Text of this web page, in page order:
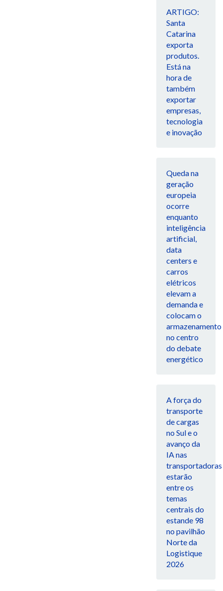
ARTIGO:
Santa
Catarina
exporta
produtos.
Está na
hora de
também
exportar
empresas,
tecnologia
e inovação
Queda na
geração
europeia
ocorre
enquanto
inteligência
artificial,
data
centers e
carros
elétricos
elevam a
demanda e
colocam o
armazenamento
no centro
do debate
energético
A força do
transporte
de cargas
no Sul e o
avanço da
IA nas
transportadoras
estarão
entre os
temas
centrais do
estande 98
no pavilhão
Norte da
Logistique
2026